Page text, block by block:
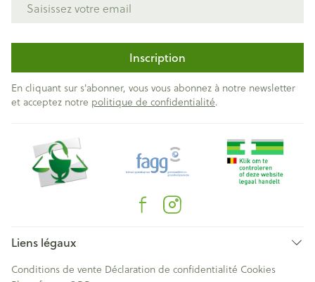
Inscription
En cliquant sur s'abonner, vous vous abonnez à notre newsletter
et acceptez notre politique de confidentialité.
Liens légaux
Conditions de vente Déclaration de confidentialité Cookies